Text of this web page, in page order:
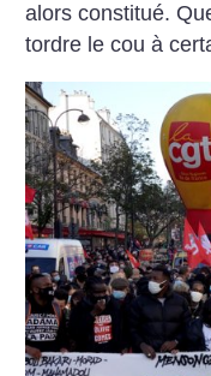
alors constitué.
tordre le cou à